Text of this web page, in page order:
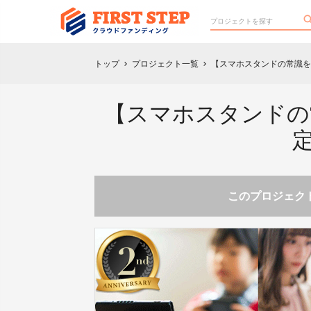
トップ chevron_right プロジェクト一覧 chevron_right 【スマホスタンドの常識
【スマホスタンド
このプロジェク